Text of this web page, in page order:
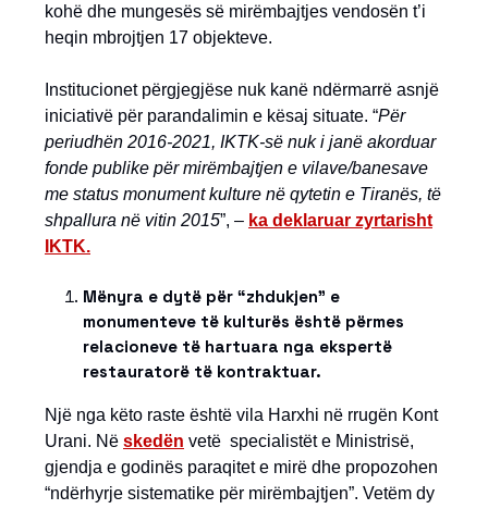
kohë dhe mungesës së mirëmbajtjes vendosën t’i
heqin mbrojtjen 17 objekteve.
Institucionet përgjegjëse nuk kanë ndërmarrë asnjë
iniciativë për parandalimin e kësaj situate. “Për
periudhën 2016-2021, IKTK-së nuk i janë akorduar
fonde publike për mirëmbajtjen e vilave/banesave
me status monument kulture në qytetin e Tiranës, të
shpallura në vitin 2015”, – ka deklaruar zyrtarisht
IKTK.
Mënyra e dytë për “zhdukjen” e
monumenteve të kulturës është përmes
relacioneve të hartuara nga ekspertë
restauratorë të kontraktuar.
Një nga këto raste është vila Harxhi në rrugën Kont
Urani. Në skedën vetë specialistët e Ministrisë,
gjendja e godinës paraqitet e mirë dhe propozohen
“ndërhyrje sistematike për mirëmbajtjen”. Vetëm dy